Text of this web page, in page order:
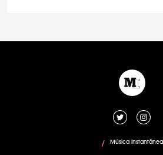
/ Música instantânea